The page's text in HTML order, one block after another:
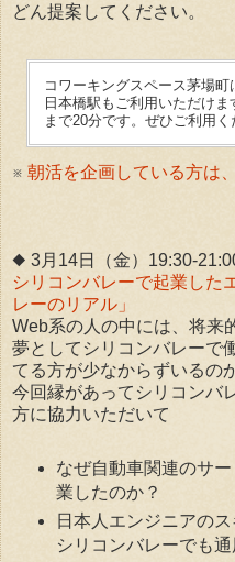
どん提案してください。
コワーキングスペース茅場町
日本橋駅もご利用いただけ
まで20分です。ぜひご利用く
※ 朝活を企画している方は
◆ 3月14日（金）19:30-
シリコンバレーで起業した
レーのリアル」
Web系の人の中には、将来
夢としてシリコンバレーで
てる方が少なからずいるの
今回縁があってシリコンバ
方に協力いただいて
なぜ自動車関連のサ
業したのか？
日本人エンジニアの
シリコンバレーでも